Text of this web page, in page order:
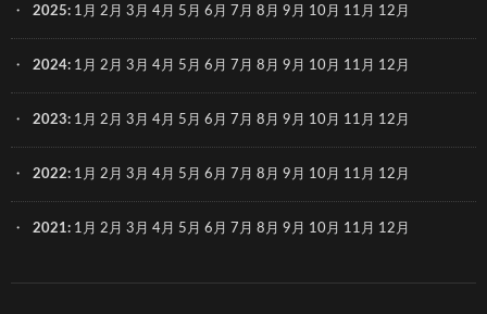
2025: 1月 2月 3月 4月 5月 6月 7月 8月 9月 10月 11月 12月
2024: 1月 2月 3月 4月 5月 6月 7月 8月 9月 10月 11月 12月
2023: 1月 2月 3月 4月 5月 6月 7月 8月 9月 10月 11月 12月
2022: 1月 2月 3月 4月 5月 6月 7月 8月 9月 10月 11月 12月
2021: 1月 2月 3月 4月 5月 6月 7月 8月 9月 10月 11月 12月